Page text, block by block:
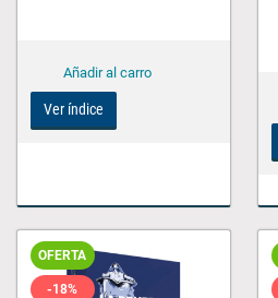
Ver índice
OFERTA
-18%